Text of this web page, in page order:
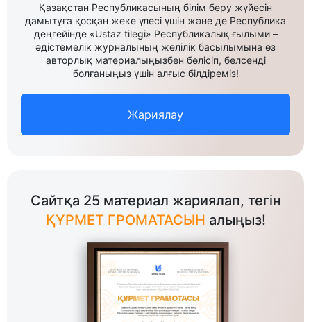
Қазақстан Республикасының білім беру жүйесін
дамытуға қосқан жеке үлесі үшін және де Республика
деңгейінде «Ustaz tilegi» Республикалық ғылыми –
әдістемелік журналының желілік басылымына өз
авторлық материалыңызбен бөлісіп, белсенді
болғаныңыз үшін алғыс білдіреміз!
Жариялау
Сайтқа 25 материал жариялап, тегін
ҚҰРМЕТ ГРОМАТАСЫН алыңыз!